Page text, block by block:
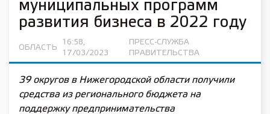
муниципальных программ
развития бизнеса в 2022 году
ОБЛАСТЬ
16:58,
17/03/2023
ПРЕСС-СЛУЖБА
ПРАВИТЕЛЬСТВА
39 округов в Нижегородской области получили
средства из регионального бюджета на
поддержку предпринимательства